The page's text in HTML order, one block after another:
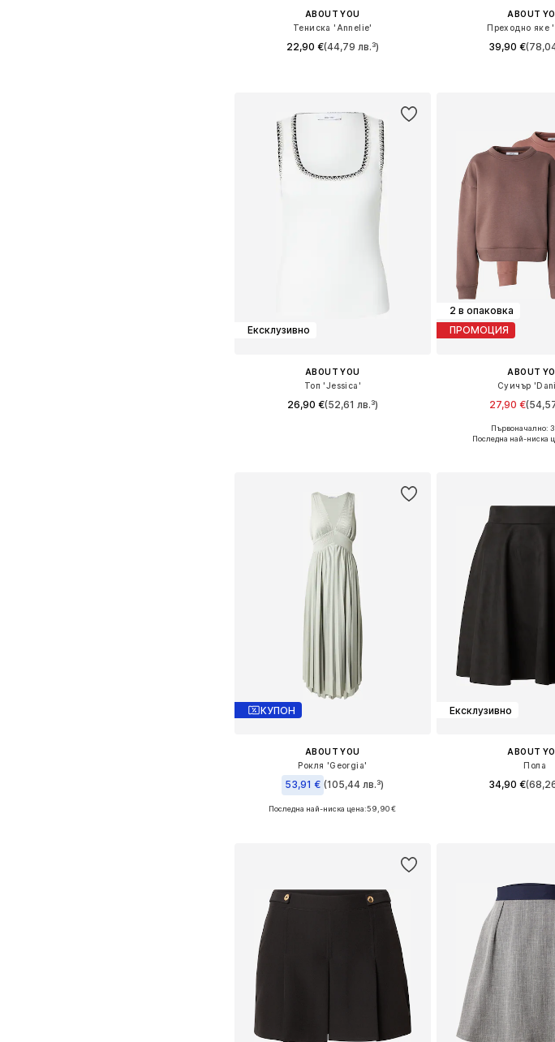
ABOUT YOU
Тениска 'Annelie'
22,90 €(44,79 лв.³)
ABOUT
Преходно яке
39,90 €
Ексклузивно
ABOUT YOU
Топ 'Jessica'
26,90 €(52,61 лв.³)
2 в опаковка
ПРОМОЦИЯ
ABOUT
Суичър
27,90 €
Налични
Първоначално:
Последна най-ниска
КУПОН
ABOUT YOU
Рокля 'Georgia'
53,91 € (105,44 лв.³)
Налични размери: 34, 36, 38, 40, 42
Последна най-ниска цена:59,90 €
Ексклузивно
ABOUT
Пола
34,90 €